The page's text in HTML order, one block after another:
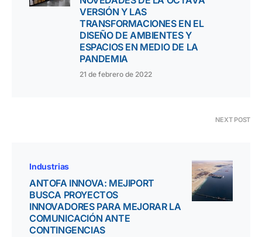
VERSIÓN Y LAS
TRANSFORMACIONES EN EL
DISEÑO DE AMBIENTES Y
ESPACIOS EN MEDIO DE LA
PANDEMIA
21 de febrero de 2022
NEXT POST
Industrias
ANTOFA INNOVA: MEJIPORT
BUSCA PROYECTOS
INNOVADORES PARA MEJORAR LA
COMUNICACIÓN ANTE
CONTINGENCIAS